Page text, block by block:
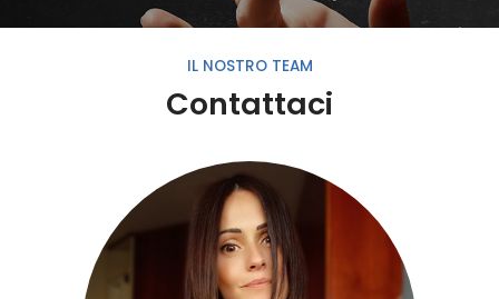
IL NOSTRO TEAM
Contattaci